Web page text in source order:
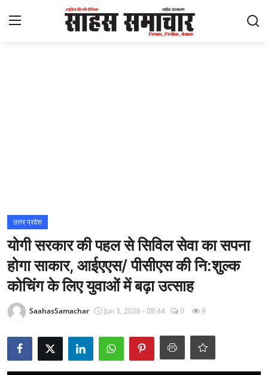
राज्य
अंतराष्ट्रीय
राजनीति
खेल
Epaper
धर्म
उत्तर प्रदेश
योगी सरकार की पहल से सिविल सेवा का सपना
होगा साकार, आईएएस/ पीसीएस की नि:शुल्क
कोचिंग के लिए युवाओं में बढ़ा उत्साह
SaahasSamachar Jun 3, 2026 - 08:44 0 9